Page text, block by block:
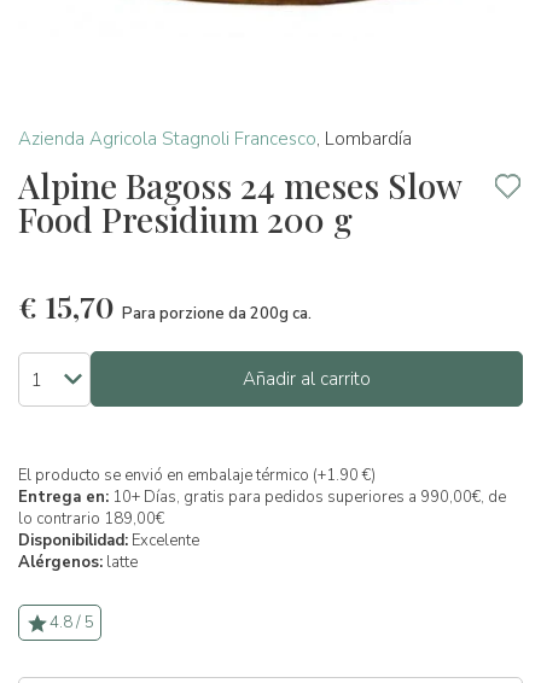
Azienda Agricola Stagnoli Francesco, Lombardía
Alpine Bagoss 24 meses Slow
Food Presidium 200 g
€ 15,70 Para porzione da 200g ca.
Añadir al carrito
El producto se envió en embalaje térmico (+1.90 €)
Entrega en: 10+ Días, gratis para pedidos superiores a 990,00€, de
lo contrario 189,00€
Disponibilidad: Excelente
Alérgenos: latte
4.8 / 5